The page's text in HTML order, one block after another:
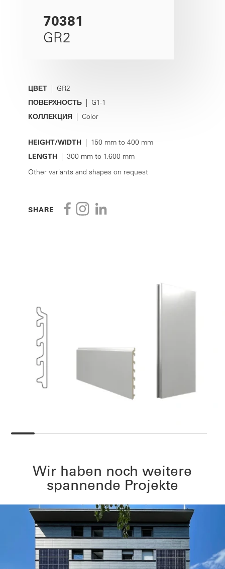
70381
GR2
ЦВЕТ | GR2
ПОВЕРХНОСТЬ | G1-1
КОЛЛЕКЦИЯ | Color
HEIGHT/WIDTH | 150 mm to 400 mm
LENGTH | 300 mm to 1.600 mm
Other variants and shapes on request
SHARE
Wir haben noch weitere
spannende Projekte